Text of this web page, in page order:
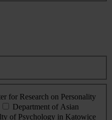
for Research on Personality
Department of Asian
of Psychology in Katowice